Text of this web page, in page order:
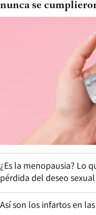
nunca se
¿Es la menopausia? Lo
pérdida del deseo
Así son los infartos en